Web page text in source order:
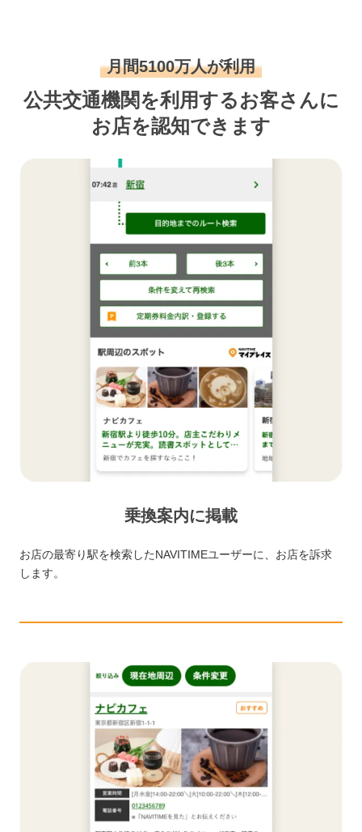
月間5100万人が利用
公共交通機関を利用するお客さんに
お店を認知できます
乗換案内に掲載
お店の最寄り駅を検索したNAVITIMEユーザーに、お店を訴求
します。